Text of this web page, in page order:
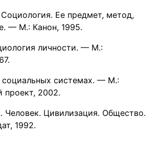
Ее предмет, метод,
— М.: Канон, 1995.
личности. — М.:
системах. — М.:
проект, 2002.
Человек. Цивилизация. Общество.
1992.